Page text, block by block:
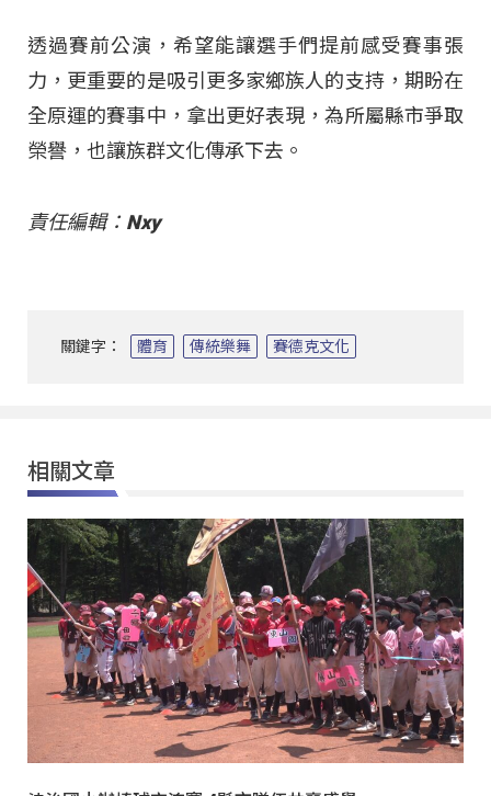
透過賽前公演，希望能讓選手們提前感受賽事張
力，更重要的是吸引更多家鄉族人的支持，期盼在
全原運的賽事中，拿出更好表現，為所屬縣市爭取
榮譽，也讓族群文化傳承下去。
責任編輯：Nxy
關鍵字： 體育 傳統樂舞 賽德克文化
相關文章